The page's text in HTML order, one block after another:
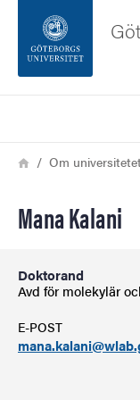
Sidfoten
Länkstig
HemOm
Mana Kalani
Doktorand
Avd för molekylär
E-POST